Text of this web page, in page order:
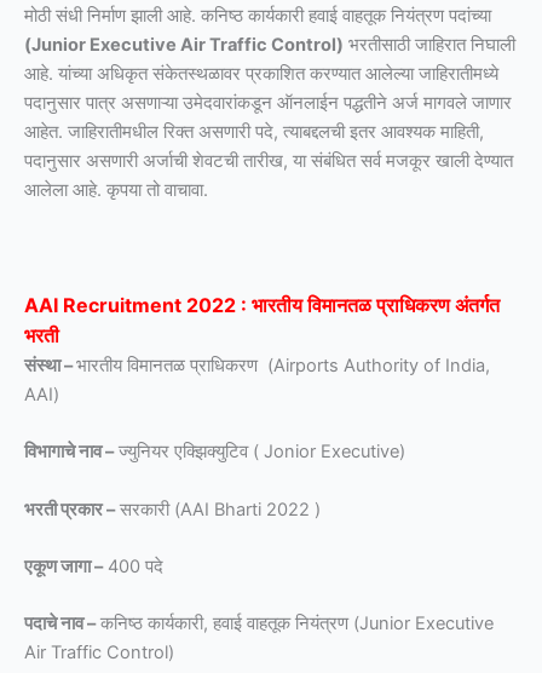
मोठी संधी निर्माण झाली आहे. कनिष्ठ कार्यकारी हवाई वाहतूक नियंत्रण पदांच्या
(Junior Executive Air Traffic Control) भरतीसाठी जाहिरात निघाली
आहे. यांच्या अधिकृत संकेतस्थळावर प्रकाशित करण्यात आलेल्या जाहिरातीमध्ये
पदानुसार पात्र असणाऱ्या उमेदवारांकडून ऑनलाईन पद्धतीने अर्ज मागवले जाणार
आहेत. जाहिरातीमधील रिक्त असणारी पदे, त्याबद्दलची इतर आवश्यक माहिती,
पदानुसार असणारी अर्जाची शेवटची तारीख, या संबंधित सर्व मजकूर खाली देण्यात
आलेला आहे. कृपया तो वाचावा.
AAI Recruitment 2022 : भारतीय विमानतळ प्राधिकरण अंतर्गत
भरती
संस्था –भारतीय विमानतळ प्राधिकरण (Airports Authority of India,
AAI)
विभागाचे नाव –ज्युनियर एक्झिक्युटिव ( Jonior Executive)
भरती प्रकार –सरकारी (AAI Bharti 2022 )
एकूण जागा –400 पदे
पदाचे नाव –कनिष्ठ कार्यकारी, हवाई वाहतूक नियंत्रण (Junior Executive
Air Traffic Control)